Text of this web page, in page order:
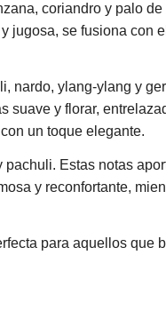
coriandro y palo
se fusiona
ylang-ylang y
y florar,
un toque elegante.
Estas notas
y reconfortante,
para aquellos que